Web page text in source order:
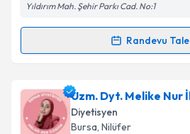
Yıldırım Mah. Şehir Parkı Cad. No:1
Randevu
Randevu Takvimi Talebi
Dyt. Yasemin Kurganiçin
oluşturun. Size bu uzmandan
takvim hazırlandığında e-posta
Uzm. Dyt. Melike Nur
Diyetisyen
Bursa, Nilüfer